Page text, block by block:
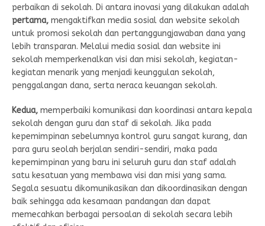
perbaikan di sekolah. Di antara inovasi yang dilakukan adalah
pertama, mengaktifkan media sosial dan website sekolah
untuk promosi sekolah dan pertanggungjawaban dana yang
lebih transparan. Melalui media sosial dan website ini
sekolah memperkenalkan visi dan misi sekolah, kegiatan-
kegiatan menarik yang menjadi keunggulan sekolah,
penggalangan dana, serta neraca keuangan sekolah.
Kedua, memperbaiki komunikasi dan koordinasi antara kepala
sekolah dengan guru dan staf di sekolah. Jika pada
kepemimpinan sebelumnya kontrol guru sangat kurang, dan
para guru seolah berjalan sendiri-sendiri, maka pada
kepemimpinan yang baru ini seluruh guru dan staf adalah
satu kesatuan yang membawa visi dan misi yang sama.
Segala sesuatu dikomunikasikan dan dikoordinasikan dengan
baik sehingga ada kesamaan pandangan dan dapat
memecahkan berbagai persoalan di sekolah secara lebih